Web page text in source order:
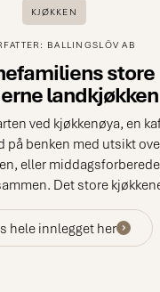
KJØKKEN
BALLINGSLÖV AB
store
landkjøkken
ved kjøkkenøya, en
på benken med utsikt
eller
Det store
har blitt det naturlige
som familien
hele innlegget her